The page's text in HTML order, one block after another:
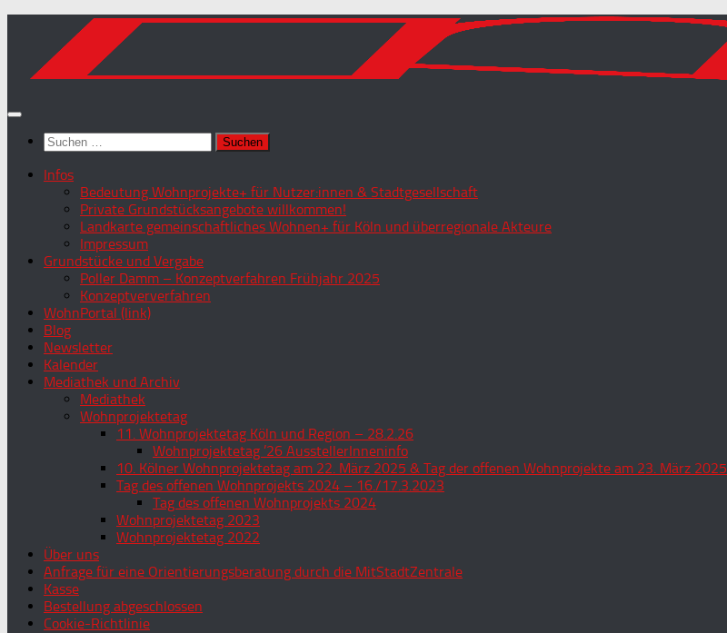
springen
Suchen
nach:
Infos
Bedeutung Wohnprojekte+ für Nutzer:innen & Stadtgesellschaft
Private Grundstücksangebote willkommen!
Landkarte gemeinschaftliches Wohnen+ für Köln und überregionale Akteure
Impressum
Grundstücke und Vergabe
Poller Damm – Konzeptverfahren Frühjahr 2025
Konzeptververfahren
WohnPortal (link)
Blog
Newsletter
Kalender
Mediathek und Archiv
Mediathek
Wohnprojektetag
11. Wohnprojektetag Köln und Region – 28.2.26
Wohnprojektetag ’26 AusstellerInneninfo
10. Kölner Wohnprojektetag am 22. März 2025 & Tag der offenen Wohnprojekte am 23. März 2025
Tag des offenen Wohnprojekts 2024 – 16./17.3.2023
Tag des offenen Wohnprojekts 2024
Wohnprojektetag 2023
Wohnprojektetag 2022
Über uns
Anfrage für eine Orientierungsberatung durch die MitStadtZentrale
Kasse
Bestellung abgeschlossen
Cookie-Richtlinie